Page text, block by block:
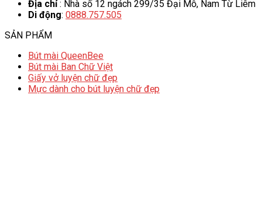
Địa chỉ: Nhà số 12 ngách 299/35 Đại Mỗ, Nam Từ Liêm
Di động: 0888.757.505
SẢN PHẨM
Bút mài QueenBee
Bút mài Ban Chữ Việt
Giấy vở luyện chữ đẹp
Mực dành cho bút luyện chữ đẹp